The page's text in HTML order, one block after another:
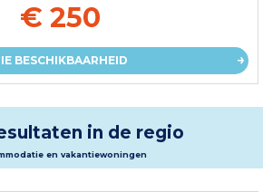
€ 250
BESCHIKBAARHEID
in de regio
en vakantiewoningen